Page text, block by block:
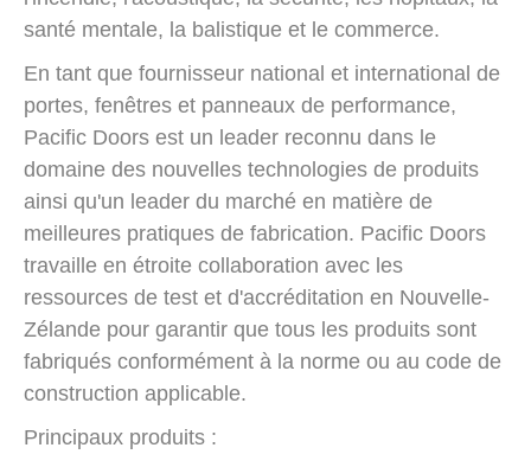
santé mentale, la balistique et le commerce.
En tant que fournisseur national et international de
portes, fenêtres et panneaux de performance,
Pacific Doors est un leader reconnu dans le
domaine des nouvelles technologies de produits
ainsi qu'un leader du marché en matière de
meilleures pratiques de fabrication. Pacific Doors
travaille en étroite collaboration avec les
ressources de test et d'accréditation en Nouvelle-
Zélande pour garantir que tous les produits sont
fabriqués conformément à la norme ou au code de
construction applicable.
Principaux produits :